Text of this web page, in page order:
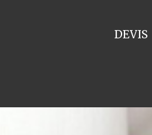
DEVIS